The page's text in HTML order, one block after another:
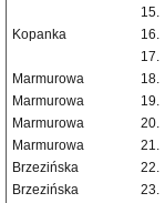
15.
Kopanka
16.
17.
Marmurowa
18.
Marmurowa
19.
Marmurowa
20.
Marmurowa
21.
Brzezińska
22.
Brzezińska
23.